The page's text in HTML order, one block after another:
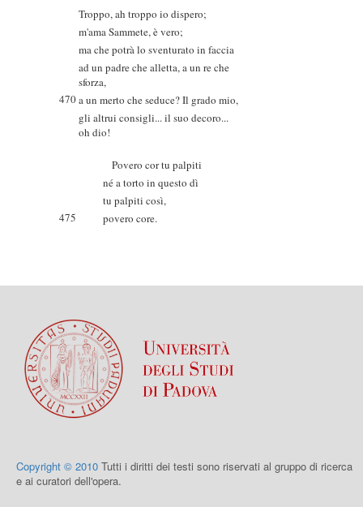
Troppo, ah troppo io dispero;
m'ama Sammete, è vero;
ma che potrà lo sventurato in faccia
ad un padre che alletta, a un re che
sforza,
470a un merto che seduce? Il grado mio,
gli altrui consigli... il suo decoro...
oh dio!
Povero cor tu palpiti
né a torto in questo dì
tu palpiti così,
475
povero core.
Copyright © 2010 Tutti i diritti dei testi sono riservati al gruppo di ricerca
e ai curatori dell'opera.